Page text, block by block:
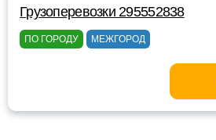
Грузоперевозки 295552838
ПО ГОРОДУ МЕЖГОРОД